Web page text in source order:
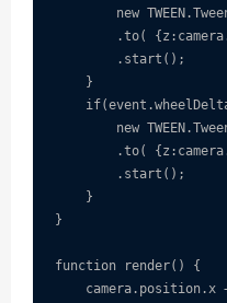
new
.to(
        .start();
    }
new
.to(
        .start();
    }
}
function render() {
camera.position.x